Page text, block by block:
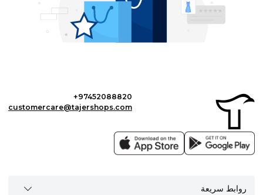
+97452088820
customercare@tajershops.com
روابط سريعة